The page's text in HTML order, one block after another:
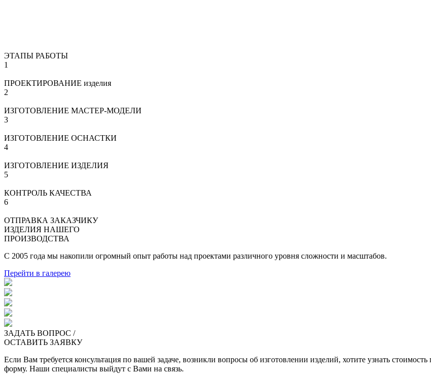
ЭТАПЫ РАБОТЫ
1
ПРОЕКТИРОВАНИЕ изделия
2
ИЗГОТОВЛЕНИЕ МАСТЕР-МОДЕЛИ
3
ИЗГОТОВЛЕНИЕ ОСНАСТКИ
4
ИЗГОТОВЛЕНИЕ ИЗДЕЛИЯ
5
КОНТРОЛЬ КАЧЕСТВА
6
ОТПРАВКА ЗАКАЗЧИКУ
ИЗДЕЛИЯ НАШЕГО
ПРОИЗВОДСТВА
С 2005 года мы накопили огромный опыт работы над проектами различного уровня сложности и масштабов.
Перейти в галерею
ЗАДАТЬ ВОПРОС /
ОСТАВИТЬ ЗАЯВКУ
Если Вам требуется консультация по вашей задаче, возникли вопросы об изготовлении изделий, хотите узнать
форму. Наши специалисты выйдут с Вами на связь.